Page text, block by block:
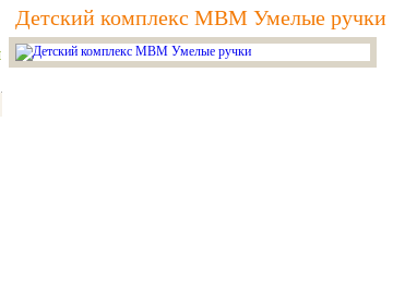
Детский комплекс МВМ Умелые ручки